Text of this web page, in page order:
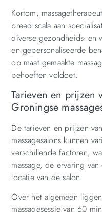
Kortom,
breed scala aan
diverse gezondheids- en
en gepersonaliseerde
op maat gemaakte
behoeften voldoet.
Tarieven en prijzen
Groningse
De tarieven en prijzen
massagesalons kunnen
verschillende factoren,
massage, de ervaring
locatie van de salon.
Over het algemeen
massagesessie van 60